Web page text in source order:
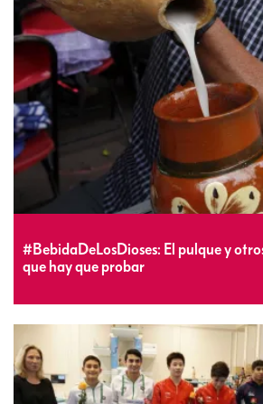
#BebidaDeLosDioses: El pulque y
que hay que probar